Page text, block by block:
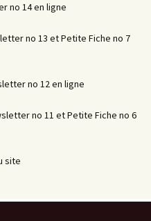
no 14 en ligne
no 13 et Petite Fiche no 7
no 12 en ligne
no 11 et Petite Fiche no 6
site